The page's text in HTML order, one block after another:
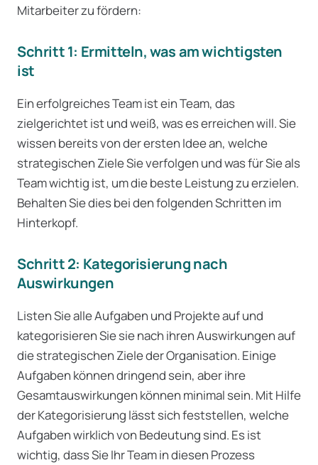
Mitarbeiter zu fördern:
Schritt 1: Ermitteln, was am wichtigsten
ist
Ein erfolgreiches Team ist ein Team, das
zielgerichtet ist und weiß, was es erreichen will. Sie
wissen bereits von der ersten Idee an, welche
strategischen Ziele Sie verfolgen und was für Sie als
Team wichtig ist, um die beste Leistung zu erzielen.
Behalten Sie dies bei den folgenden Schritten im
Hinterkopf.
Schritt 2: Kategorisierung nach
Auswirkungen
Listen Sie alle Aufgaben und Projekte auf und
kategorisieren Sie sie nach ihren Auswirkungen auf
die strategischen Ziele der Organisation. Einige
Aufgaben können dringend sein, aber ihre
Gesamtauswirkungen können minimal sein. Mit Hilfe
der Kategorisierung lässt sich feststellen, welche
Aufgaben wirklich von Bedeutung sind. Es ist
wichtig, dass Sie Ihr Team in diesen Prozess